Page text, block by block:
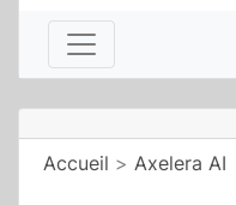
Accueil > Axelera AI